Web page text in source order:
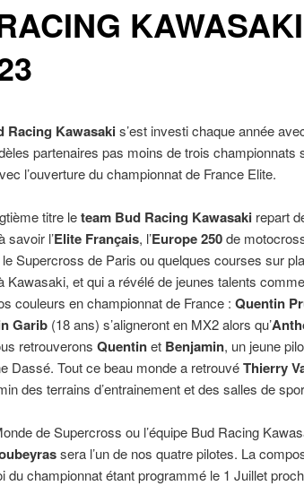
Racing Kawasakis’est investi chaque année
partenaires pas moins de trois championnats
l’ouverture du championnat de France Elite.
titre leteam Bud Racing Kawasaki repart
savoir l’Elite Français, l’Europe 250de
Supercross de Paris ou quelques courses sur
Kawasaki, et qui a révélé de jeunes talents
couleurs en championnat de France : Quentin
Garib (18 ans) s’aligneront en MX2 alors qu’
retrouverons Quentinet Benjamin, un jeune
Dassé. Tout ce beau monde a retrouvéThierry
des terrains d’entrainement et des salles de
de Supercross ou l’équipe Bud Racing
sera l’un de nos quatre pilotes. La
du championnat étant programmé le 1 Juillet